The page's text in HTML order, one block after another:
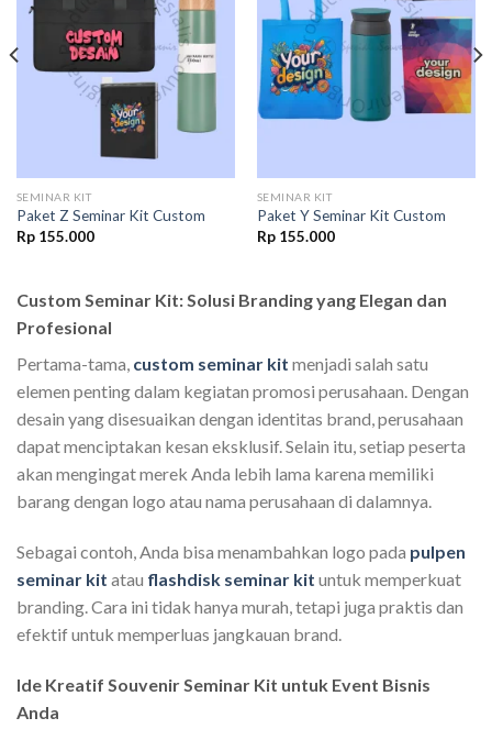
Add to
wishlist
SEMINAR KIT
Paket Z Seminar Kit Custom
Rp155.000
wishlist
SEMINAR KIT
Paket Y Seminar Kit Custom
Rp155.000
Custom Seminar Kit: Solusi Branding yang Elegan dan
Profesional
Pertama-tama, custom seminar kit menjadi salah satu
elemen penting dalam kegiatan promosi perusahaan. Dengan
desain yang disesuaikan dengan identitas brand, perusahaan
dapat menciptakan kesan eksklusif. Selain itu, setiap peserta
akan mengingat merek Anda lebih lama karena memiliki
barang dengan logo atau nama perusahaan di dalamnya.
Sebagai contoh, Anda bisa menambahkan logo pada pulpen
seminar kit atau flashdisk seminar kit untuk memperkuat
branding. Cara ini tidak hanya murah, tetapi juga praktis dan
efektif untuk memperluas jangkauan brand.
Ide Kreatif Souvenir Seminar Kit untuk Event Bisnis
Anda